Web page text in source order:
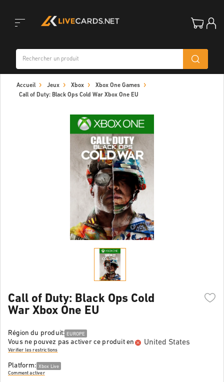
navigation
Accueil Jeux Xbox
Xbox One Games
Call of Duty: Black Ops Cold War Xbox One EU
Call of Duty: Black Ops Cold
War Xbox One EU
Région du produit: EUROPE
Vous ne pouvez pas activer ce produit en United States
Vérifier les restrictions
Platform: Xbox Live
Comment activer